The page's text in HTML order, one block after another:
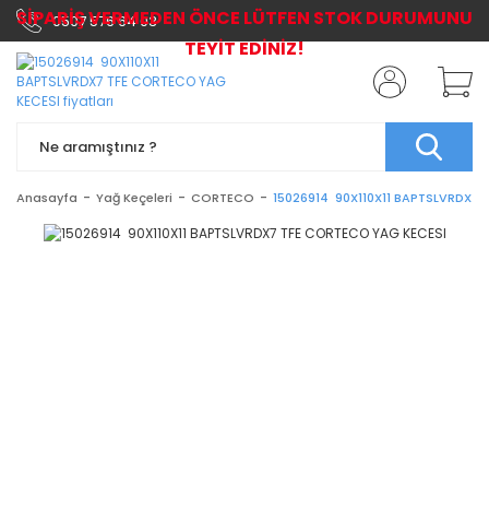
0507 576 64 03
Anasayfa Yağ Keçeleri CORTECO 15026914 90X110X11 BAPTSLVRDX7
SİPARİŞ VERMEDEN ÖNCE LÜTFEN STOK DURUMUNU
TEYİT EDİNİZ!